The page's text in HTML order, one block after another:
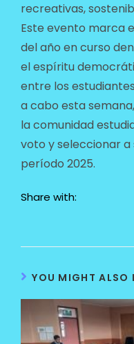
recreativas,
Este evento marca
del año en curso
el espíritu
entre los
a cabo esta
la comunidad
voto y seleccionar
período 2025.
Share with:
YOU MIGHT ALSO